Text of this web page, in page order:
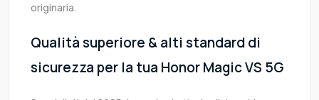
originaria.
Qualità superiore & alti standard di
sicurezza per la tua Honor Magic VS 5G